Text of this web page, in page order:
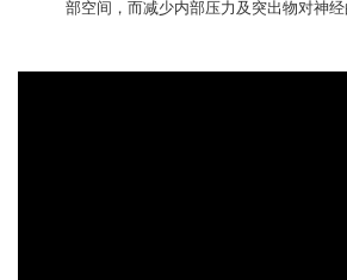
部空间，而减少内部压力及突出物对神经